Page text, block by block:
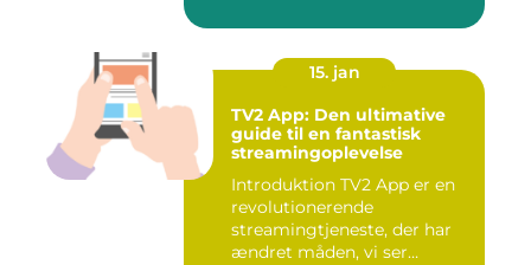
15. jan
TV2 App: Den ultimative
guide til en fantastisk
streamingoplevelse
Introduktion TV2 App er en
revolutionerende
streamingtjeneste, der har
ændret måden, vi ser